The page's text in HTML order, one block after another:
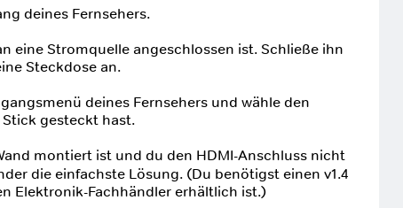
deines Fernsehers.
eine Stromquelle angeschlossen ist. Schließe ihn
Steckdose an.
deines Fernsehers und wähle den
gesteckt hast.
montiert ist und du den HDMI-Anschluss nicht
die einfachste Lösung. (Du benötigst einen v1.4
Elektronik-Fachhändler erhältlich ist.)